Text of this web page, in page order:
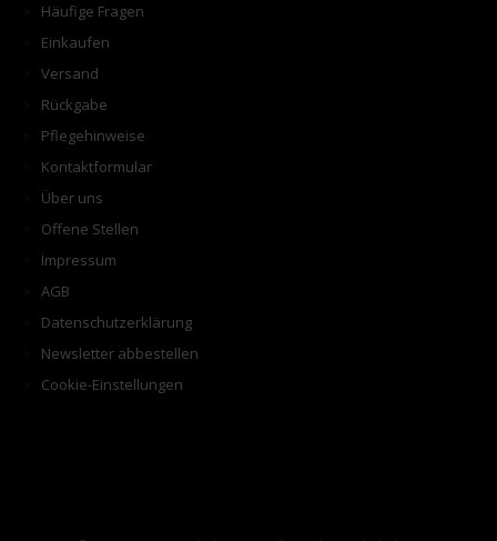
Häufige Fragen
Einkaufen
Versand
Rückgabe
Pflegehinweise
Kontaktformular
Über uns
Offene Stellen
Impressum
AGB
Datenschutzerklärung
Newsletter abbestellen
Cookie-Einstellungen